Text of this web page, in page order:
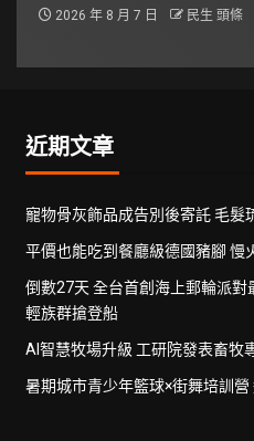
2026 年 8 月 7 日 民生 頭條
近期文章
寵物骨灰飾品成告別後寄託 毛髮
平價也能吃到餐廳級德國豬腳 慢
倒數27天 全台首創海上郵輪派
輕族群搶登船
AI智慧牧場升級 工研院發表畜牧
暑期城市青少年籃球×街舞培訓